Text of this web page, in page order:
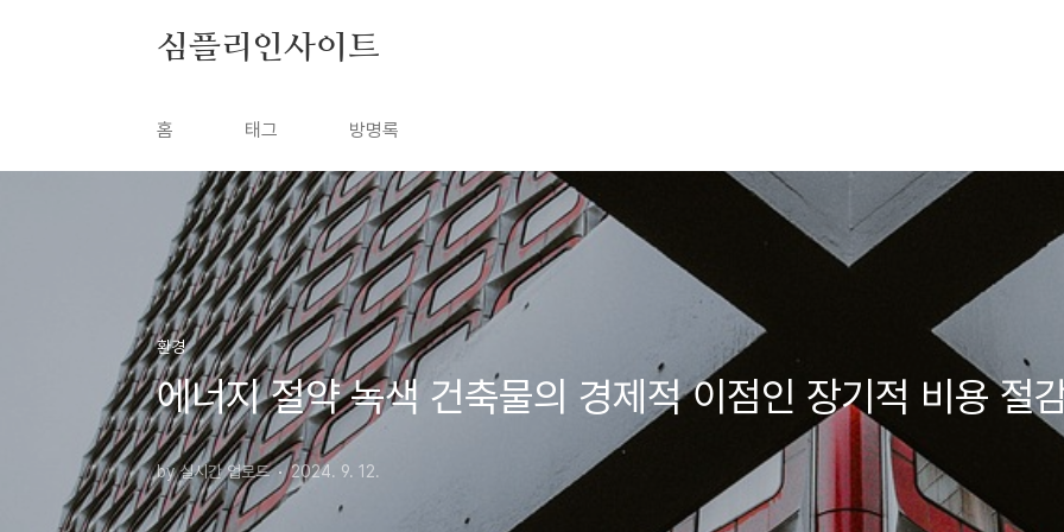
심플리인사이트
홈 태그 방명록
환경
에너지 절약 녹색 건축물의 경제적 이점인 장기적 비용 절
by 실시간 업로드 2024. 9. 12.